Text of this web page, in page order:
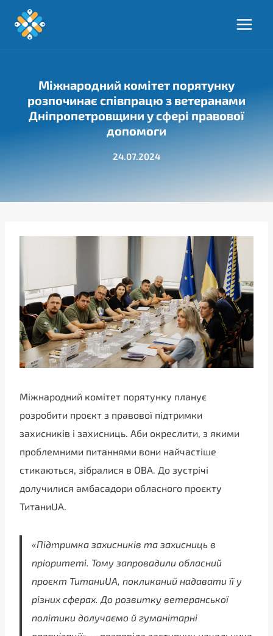
Перейти
Міжнародний комітет порятунку
розпочинає співпрацю з ветеранами
Дніпропетровщини у сфері правової
допомоги
24.07.2024
Міжнародний комітет порятунку планує
розробити проєкт з правової підтримки
захисників і захисниць. Аби окреслити, з якими
проблемними питаннями вони найчастіше
стикаються, зібралися в ОВА. До зустрічі
долучилися амбасадори обласного проєкту
ТитаниUA.
«Підтримка захисників та захисниць в
пріоритеті. Тому запровадили обласний
проєкт ТитаниUA, покликаний надавати її у
різних сферах. До розвитку ветеранської
політики долучаємо й гуманітарні